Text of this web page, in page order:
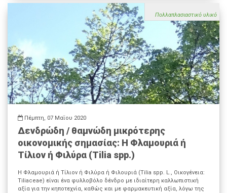
Πολλαπλασιαστικό υλικό
Πέμπτη, 07 Μαΐου 2020
Δενδρώδη / θαμνώδη μικρότερης
οικονομικής σημασίας: Η Φλαμουριά ή
Τίλιον ή Φιλύρα (Tilia spp.)
Η Φλαμουριά ή Τίλιον ή Φιλύρα ή Φιλουριά (Tilia spp. L., Οικογένεια:
Tiliaceae) είναι ένα φυλλοβόλο δένδρο με ιδιαίτερη καλλωπιστική
αξία για την κηποτεχνία, καθώς και με φαρμακευτική αξία, λόγω της